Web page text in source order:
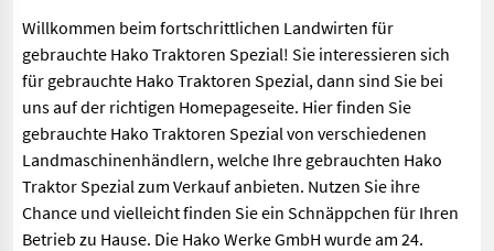
Willkommen beim fortschrittlichen Landwirten für
gebrauchte Hako Traktoren Spezial! Sie interessieren sich
für gebrauchte Hako Traktoren Spezial, dann sind Sie bei
uns auf der richtigen Homepageseite. Hier finden Sie
gebrauchte Hako Traktoren Spezial von verschiedenen
Landmaschinenhändlern, welche Ihre gebrauchten Hako
Traktor Spezial zum Verkauf anbieten. Nutzen Sie ihre
Chance und vielleicht finden Sie ein Schnäppchen für Ihren
Betrieb zu Hause. Die Hako Werke GmbH wurde am 24.